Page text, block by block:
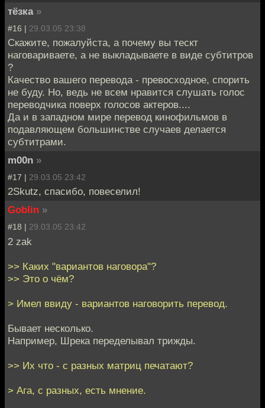
тёзка »
#16 | 29.03.05 23:38
Скажите, пожалуйста, а почему вы тескт
наговариваете, а не выкладываете в виде субтитров
?
Качество вашего перевода - превосходное, спорить
не буду. Но, ведь не всем нравится слушать голос
переводчика поверх голосов актеров....
Да и в западном мире перевод кинофильмов в
подавляющем большинстве случаев делается
субтитрами.
m00n »
#17 | 29.03.05 23:42
2Skutz, спасибо, повеселил!
Goblin »
#18 | 29.03.05 23:42
2 zak
>> Каких "вариантов наговора"?
>> Это о чём?
> Имел ввиду - вариантов наговорить перевод.
Бывает несколько.
Например, Шрека переделывал трижды.
>> Их что - с разных матриц печатают?
> Ага, с разных, есть мнение.